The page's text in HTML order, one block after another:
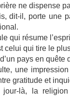
ne dispense
dit-il, porte une
qui résume
celui qui tire le
pays en quête
une impression
gratitude et
là, la religion